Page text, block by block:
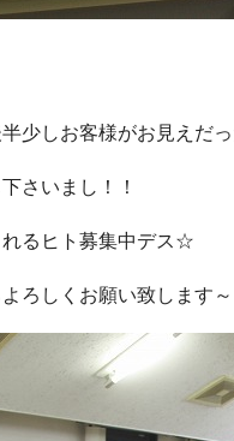
少しお客様がお見えだ
さいまし！！
るヒト募集中デス☆
ろしくお願い致します～